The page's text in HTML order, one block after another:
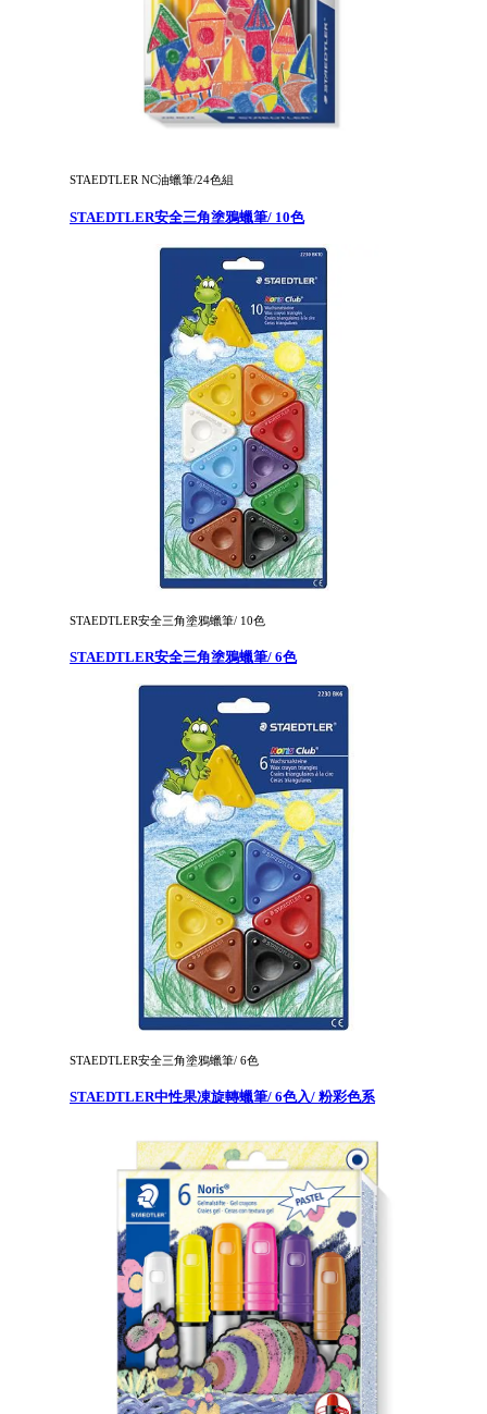
STAEDTLER NC油蠟筆/24色組
STAEDTLER安全三角塗鴉蠟筆/ 10色
STAEDTLER安全三角塗鴉蠟筆/ 10色
STAEDTLER安全三角塗鴉蠟筆/ 6色
STAEDTLER安全三角塗鴉蠟筆/ 6色
STAEDTLER中性果凍旋轉蠟筆/ 6色入/ 粉彩色系